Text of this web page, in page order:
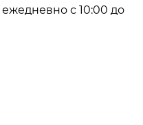
ежедневно с 10:00 до